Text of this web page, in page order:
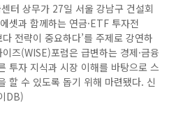
터 상무가 27일 서울 강남구 건설회
셋과 함께하는 연금·ETF 투자전
전략이 중요하다’를 주제로 강연하
즈(WISE)포럼은 급변하는 경제·금융
투자 지식과 시장 이해를 바탕으로 스
할 수 있도록 돕기 위해 마련됐다. 신
DB)